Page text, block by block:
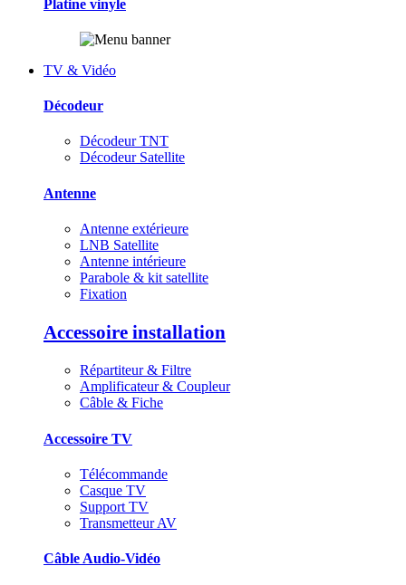
Platine vinyle
TV & Vidéo
Décodeur
Décodeur TNT
Décodeur Satellite
Antenne
Antenne extérieure
LNB Satellite
Antenne intérieure
Parabole & kit satellite
Fixation
Accessoire installation
Répartiteur & Filtre
Amplificateur & Coupleur
Câble & Fiche
Accessoire TV
Télécommande
Casque TV
Support TV
Transmetteur AV
Câble Audio-Vidéo